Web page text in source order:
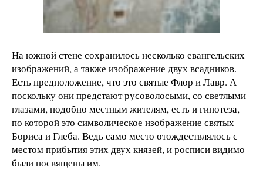
На южной стене сохранилось несколько евангельских
изображений, а также изображение двух всадников.
Есть предположение, что это святые Флор и Лавр. А
поскольку они предстают русоволосыми, со светлыми
глазами, подобно местным жителям, есть и гипотеза,
по которой это символическое изображение святых
Бориса и Глеба. Ведь само место отождествлялось с
местом прибытия этих двух князей, и росписи видимо
были посвящены им.